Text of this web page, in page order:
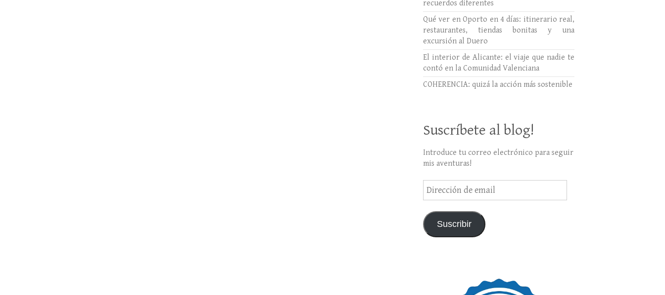
recuerdos diferentes
Qué ver en Oporto en 4 días: itinerario real,
restaurantes, tiendas bonitas y una
excursión al Duero
El interior de Alicante: el viaje que nadie te
contó en la Comunidad Valenciana
COHERENCIA: quizá la acción más sostenible
Suscríbete al blog!
Introduce tu correo electrónico para seguir
mis aventuras!
Dirección
de
Suscribir